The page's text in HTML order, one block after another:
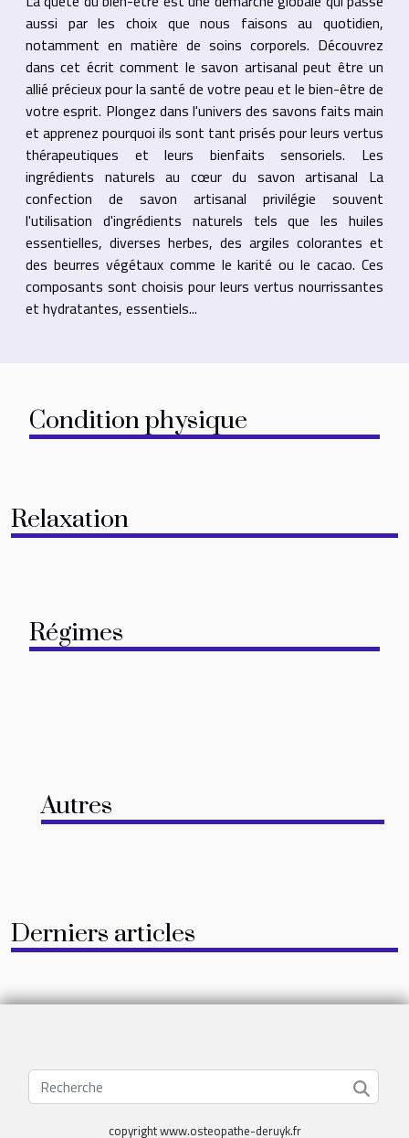
aussi par les choix que nous faisons au quotidien,
notamment en matière de soins corporels. Découvrez
dans cet écrit comment le savon artisanal peut être un
allié précieux pour la santé de votre peau et le bien-être de
votre esprit. Plongez dans l'univers des savons faits main
et apprenez pourquoi ils sont tant prisés pour leurs vertus
thérapeutiques et leurs bienfaits sensoriels. Les
ingrédients naturels au cœur du savon artisanal La
confection de savon artisanal privilégie souvent
l'utilisation d'ingrédients naturels tels que les huiles
essentielles, diverses herbes, des argiles colorantes et
des beurres végétaux comme le karité ou le cacao. Ces
composants sont choisis pour leurs vertus nourrissantes
et hydratantes, essentiels...
Condition physique
Relaxation
Régimes
Autres
Derniers articles
copyright www.osteopathe-deruyk.fr